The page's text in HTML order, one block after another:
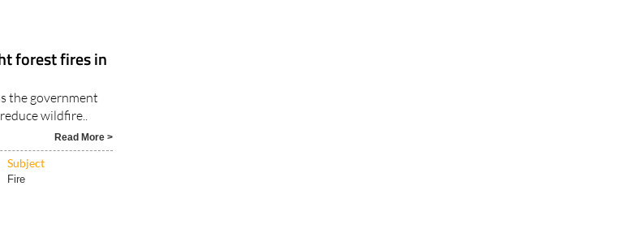
forest fires in
the government
wildfire..
Read More >
Subject
Fire